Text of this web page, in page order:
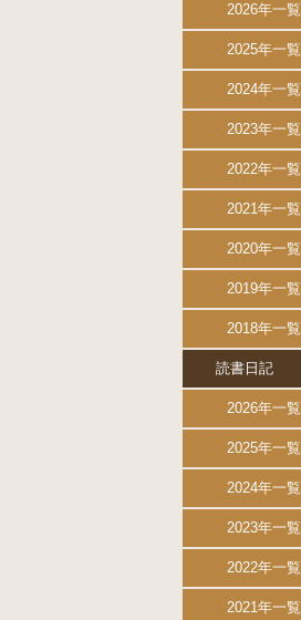
2026年一覧
2025年一覧
2024年一覧
2023年一覧
2022年一覧
2021年一覧
2020年一覧
2019年一覧
2018年一覧
読書日記
2026年一覧
2025年一覧
2024年一覧
2023年一覧
2022年一覧
2021年一覧